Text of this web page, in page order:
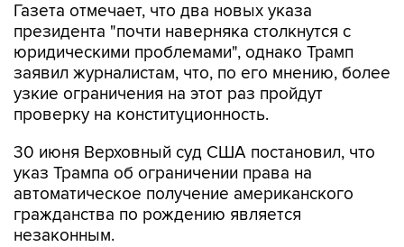
Газета отмечает, что два новых указа
президента "почти наверняка столкнутся с
юридическими проблемами", однако Трамп
заявил журналистам, что, по его мнению, более
узкие ограничения на этот раз пройдут
проверку на конституционность.
30 июня Верховный суд США постановил, что
указ Трампа об ограничении права на
автоматическое получение американского
гражданства по рождению является
незаконным.